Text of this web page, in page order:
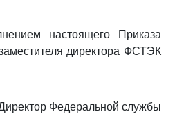
настоящего Приказа
директора ФСТЭК
Федеральной службы